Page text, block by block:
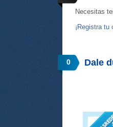
Necesitas
¡Registra tu
0 Dale